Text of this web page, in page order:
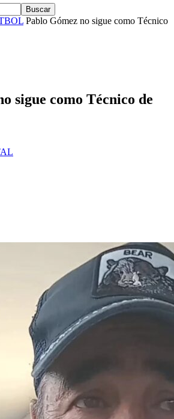
Pablo Gómez no sigue como Técnico
sigue como Técnico de